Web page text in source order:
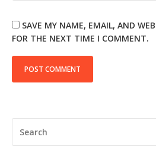
SAVE MY NAME, EMAIL, AND
FOR THE NEXT TIME I COMMENT.
FOR: